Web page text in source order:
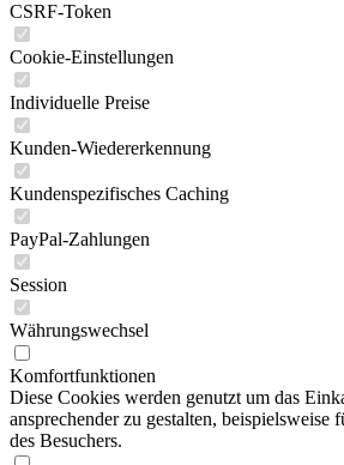
CSRF-Token
Cookie-Einstellungen
Individuelle Preise
Kunden-Wiedererkennung
Kundenspezifisches Caching
PayPal-Zahlungen
Session
Währungswechsel
Komfortfunktionen
Diese Cookies werden genutzt um das
ansprechender zu gestalten, beispielsweise
des Besuchers.